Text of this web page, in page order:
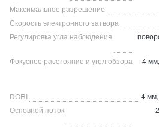
Максимальное разрешение
Скорость электронного затвора
Регулировка угла наблюдения
Фокусное расстояние и угол обзора
4
DORI
4
Основной поток